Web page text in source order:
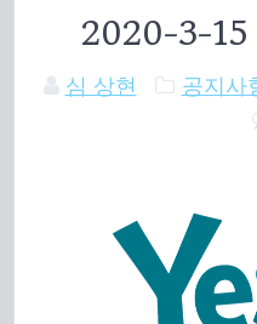
2020-3-15
심 상현 공지사